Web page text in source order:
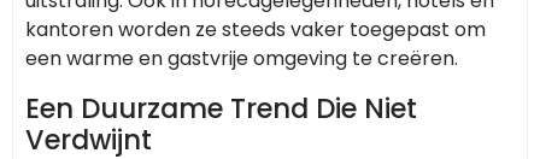
kantoren worden ze steeds vaker toegepast om
een warme en gastvrije omgeving te creëren.
Een Duurzame Trend Die Niet
Verdwijnt